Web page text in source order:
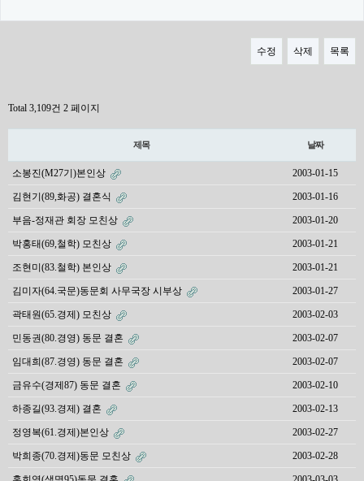
수정 삭제 목록
Total 3,109건 2 페이지
제목 날짜
소봉진(M27기)본인상 2003-01-15
김현기(89,화공) 결혼식 2003-01-16
부음-정재관 회장 모친상 2003-01-20
박홍태(69,철학) 모친상 2003-01-21
조현미(83.철학) 본인상 2003-01-21
김미자(64.국문)동문회 사무국장 시부상 2003-01-27
곽태원(65.경제) 모친상 2003-02-03
민동권(80.경영) 동문 결혼 2003-02-07
임대희(87.경영) 동문 결혼 2003-02-07
금유수(경제87) 동문 결혼 2003-02-10
하종길(93.경제) 결혼 2003-02-13
정영복(61.경제)본인상 2003-02-27
박희종(70.경제)동문 모친상 2003-02-28